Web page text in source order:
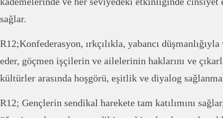
sağlar.
R12;Konfederasyon, ırkçılıkla, yabancı
eder, göçmen işçilerin ve ailelerinin haklarını ve
kültürler arasında hoşgörü, eşitlik ve diyalog
R12; Gençlerin sendikal harekete tam katılımını